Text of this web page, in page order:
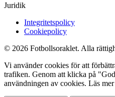
Juridik
Integritetspolicy
Cookiepolicy
© 2026 Fotbollsoraklet. Alla
Vi använder cookies för att
trafiken. Genom att klicka på
användningen av cookies. Läs